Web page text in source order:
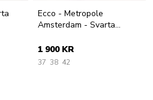
Ecco - Metropole
Amsterdam - Svarta
1 900 KR
37 38 42